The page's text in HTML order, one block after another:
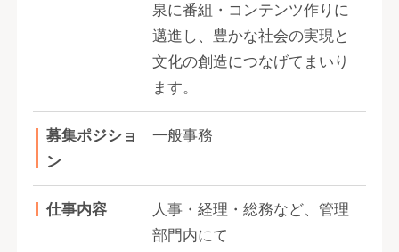
泉に番組・コンテンツ作りに
邁進し、豊かな社会の実現と
文化の創造につなげてまいり
ます。
募集ポジショ
ン
一般事務
仕事内容
人事・経理・総務など、管理
部門内にて